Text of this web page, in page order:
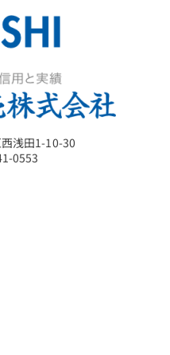
浅田1-10-30
0553